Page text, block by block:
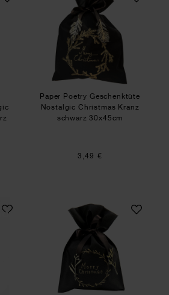
Paper Poetry Geschenktüte
Nostalgic Christmas Kranz
schwarz 30x45cm
3,49 €
Papieranhänger Nostalgic
Paper Poetry